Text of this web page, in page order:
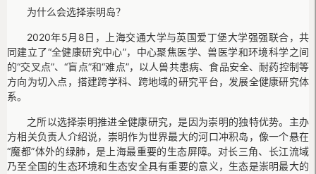
为什么会选择崇明岛？
2020年5月8日，上海交通大学与英国爱丁堡大学强强联合，共
同建立了“全健康研究中心”，中心聚焦医学、兽医学和环境科学之间
的“交叉点”、“盲点”和“难点”，以人兽共患病、食品安全、耐药控制等
方向为切入点，搭建跨学科、跨地域的研究平台，发展全健康研究体
系。
之所以选择崇明推进全健康研究，是因为崇明的独特优势。主办
方相关负责人介绍说，崇明作为世界最大的河口冲积岛，像一个悬在
“魔都”体外的绿肺，是上海最重要的生态屏障。对长三角、长江流域
乃至全国的生态环境和生态安全具有重要的意义，生态是崇明最大的